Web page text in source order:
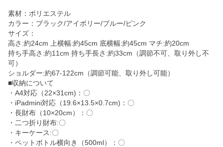
素材：ポリエステル
カラー：ブラック/アイボリー/ブルー/ピンク
サイズ：
高さ:約24cm 上横幅:約45cm 底横幅:約45cm マチ:約20cm
持ち手高さ:約11cm 持ち手長さ:約33cm（調節不可、取り外し不
可）
ショルダー:約67-122cm（調節可能、取り外し可能）
■収納について
・A4対応（22×31cm)：〇
・iPadmini対応（19.6×13.5×0.7cm)：〇
・長財布（10×20cm）：〇
・二つ折り財布:〇
・キーケース:〇
・ペットボトル横向き（500ml）：〇